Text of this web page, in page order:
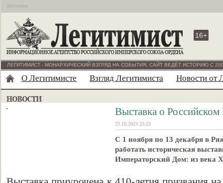
Бесплатно
16+
ЛЕГИТИМИСТ - МОНАРХИЧЕСКИЙ ВЗГЛЯД НА СОБЫТИЯ. САЙТ ВЕДЁТ ИСТОРИЮ С
О Легитимисте Взгляд Легитимиста Новости от
Выставка о
23.10.2023 23:23
С 1 ноября по 13 декабря в
работать историческая
Императорский Дом: из века